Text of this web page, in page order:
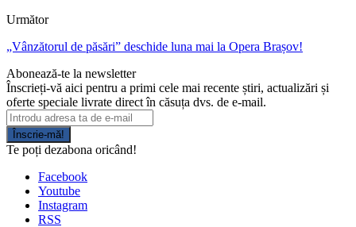
Următor
„Vânzătorul de păsări” deschide luna mai la Opera Brașov!
Abonează-te la newsletter
Înscrieți-vă aici pentru a primi cele mai recente știri, actualizări și
oferte speciale livrate direct în căsuța dvs. de e-mail.
Înscrie-mă!
Te poți dezabona oricând!
Facebook
Youtube
Instagram
RSS